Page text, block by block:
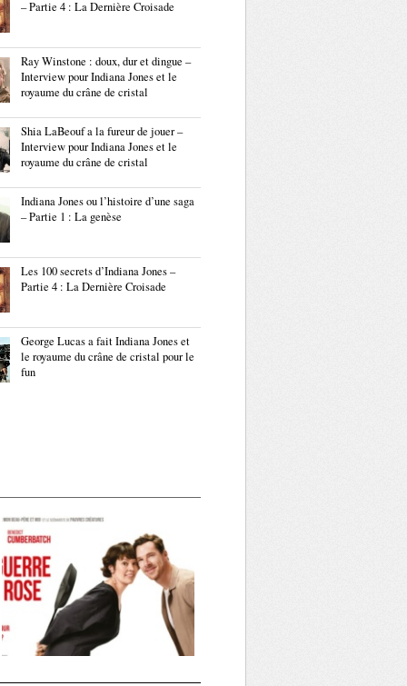
– Partie 4 : La Dernière Croisade
Ray Winstone : doux, dur et dingue –
Interview pour Indiana Jones et le
royaume du crâne de cristal
Shia LaBeouf a la fureur de jouer –
Interview pour Indiana Jones et le
royaume du crâne de cristal
Indiana Jones ou l’histoire d’une saga
– Partie 1 : La genèse
Les 100 secrets d’Indiana Jones –
Partie 4 : La Dernière Croisade
George Lucas a fait Indiana Jones et
le royaume du crâne de cristal pour le
fun